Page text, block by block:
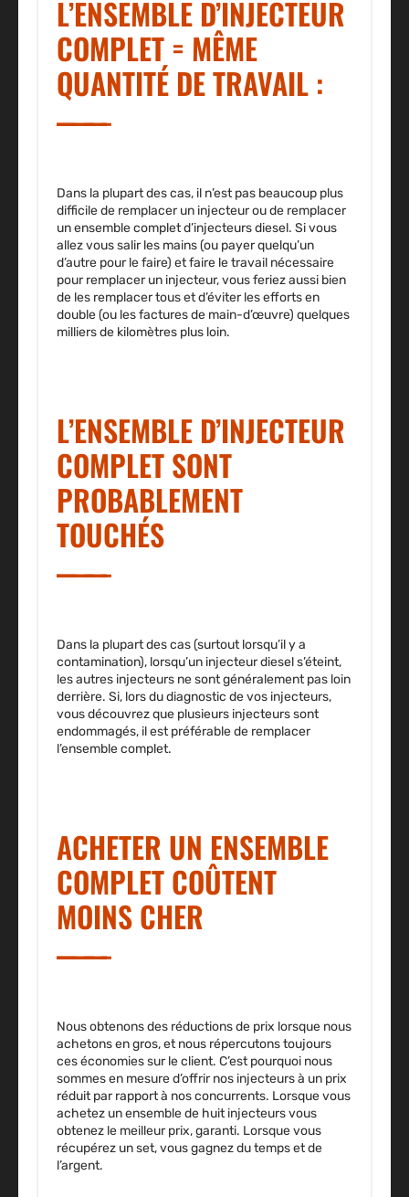
L’ENSEMBLE D’INJECTEUR
COMPLET = MÊME
QUANTITÉ DE TRAVAIL :
Dans la plupart des cas, il n’est pas beaucoup plus
difficile de remplacer un injecteur ou de remplacer
un ensemble complet d’injecteurs diesel. Si vous
allez vous salir les mains (ou payer quelqu’un
d’autre pour le faire) et faire le travail nécessaire
pour remplacer un injecteur, vous feriez aussi bien
de les remplacer tous et d’éviter les efforts en
double (ou les factures de main-d’œuvre) quelques
milliers de kilomètres plus loin.
L’ENSEMBLE D’INJECTEUR
COMPLET SONT
PROBABLEMENT
TOUCHÉS
Dans la plupart des cas (surtout lorsqu’il y a
contamination), lorsqu’un injecteur diesel s’éteint,
les autres injecteurs ne sont généralement pas loin
derrière. Si, lors du diagnostic de vos injecteurs,
vous découvrez que plusieurs injecteurs sont
endommagés, il est préférable de remplacer
l’ensemble complet.
ACHETER UN ENSEMBLE
COMPLET COÛTENT
MOINS CHER
Nous obtenons des réductions de prix lorsque nous
achetons en gros, et nous répercutons toujours
ces économies sur le client. C’est pourquoi nous
sommes en mesure d’offrir nos injecteurs à un prix
réduit par rapport à nos concurrents. Lorsque vous
achetez un ensemble de huit injecteurs vous
obtenez le meilleur prix, garanti. Lorsque vous
récupérez un set, vous gagnez du temps et de
l’argent.